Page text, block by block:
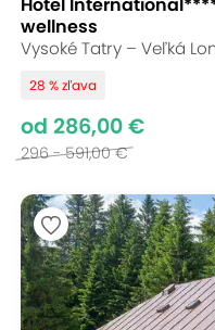
wellness
Vysoké Tatry – Veľká
28 % zľava
od 286,00 €
296 - 591,00 €